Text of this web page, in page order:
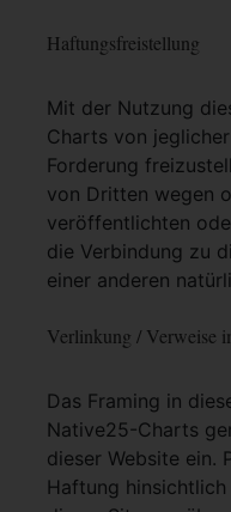
Haftungsfreistellung
Mit der Nutzung
Charts von
Forderung
von Dritten wegen
veröffentlichten
die Verbindung zu
einer anderen
Verlinkung / Verweise
Das Framing in
Native25-Charts
dieser Website ein.
Haftung